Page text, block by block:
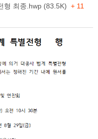
형 최종.hwp (83.5K) + 11